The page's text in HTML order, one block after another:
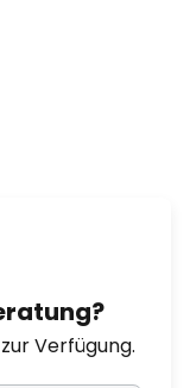
Verfügung.